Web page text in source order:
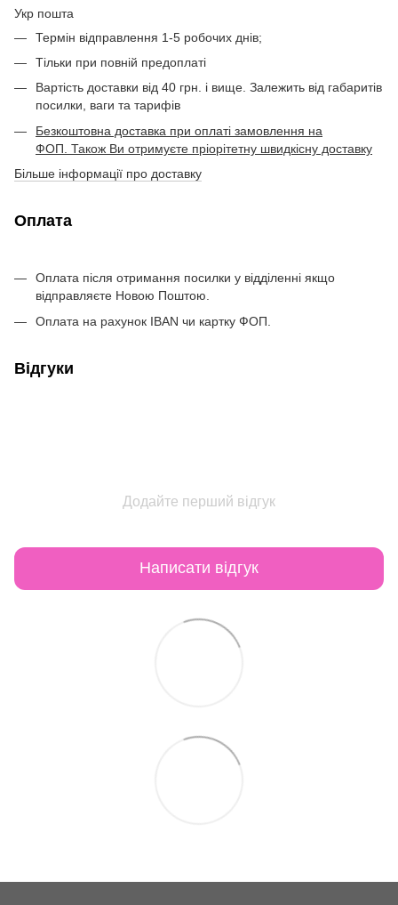
Укр пошта
Термін відправлення 1-5 робочих днів;
Тільки при повній предоплаті
Вартість доставки від 40 грн. і вище. Залежить від габаритів
посилки, ваги та тарифів
Безкоштовна доставка при оплаті замовлення на
ФОП. Також Ви отримуєте пріорітетну швидкісну доставку
Більше інформації про доставку
Оплата
Оплата після отримання посилки у відділенні якщо
відправляєте Новою Поштою.
Оплата на рахунок IBAN чи картку ФОП.
Відгуки
Додайте перший відгук
Написати відгук